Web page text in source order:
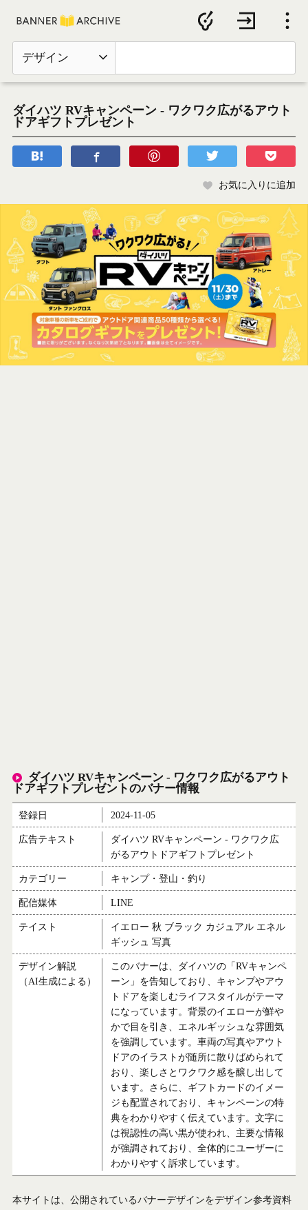
デザイン
ダイハツ RVキャンペーン - ワクワク広がるアウト
ドアギフトプレゼント
お気に入りに追加
ダイハツ RVキャンペーン - ワクワク広がるアウト
ドアギフトプレゼントのバナー情報
登録日 2024-11-05
広告テキスト
ダイハツ RVキャンペーン - ワクワク広
がるアウトドアギフトプレゼント
カテゴリー キャンプ・登山・釣り
配信媒体 LINE
テイスト
イエロー 秋 ブラック カジュアル エネル
ギッシュ 写真
デザイン解説
（AI生成による）
このバナーは、ダイハツの「RVキャンペ
ーン」を告知しており、キャンプやアウ
トドアを楽しむライフスタイルがテーマ
になっています。背景のイエローが鮮や
かで目を引き、エネルギッシュな雰囲気
を強調しています。車両の写真やアウト
ドアのイラストが随所に散りばめられて
おり、楽しさとワクワク感を醸し出して
います。さらに、ギフトカードのイメー
ジも配置されており、キャンペーンの特
典をわかりやすく伝えています。文字に
は視認性の高い黒が使われ、主要な情報
が強調されており、全体的にユーザーに
わかりやすく訴求しています。
本サイトは、公開されているバナーデザインをデザイン参考資料